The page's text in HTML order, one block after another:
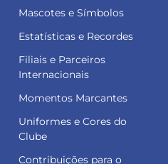
Mascotes e Símbolos
Estatísticas e Recordes
Filiais e Parceiros
Internacionais
Momentos Marcantes
Uniformes e Cores do
Clube
Contribuições para o